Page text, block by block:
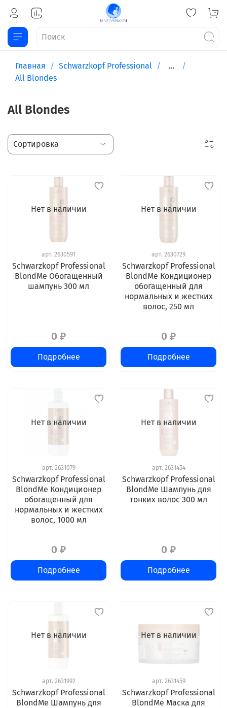
Главная Schwarzkopf Professional
...
All Blondes
All Blondes
Нет в наличии
арт. 2630591
Schwarzkopf Professional
BlondMe Обогащенный
шампунь 300 мл
0 ₽
Подробнее
Нет в наличии
арт. 2630729
Schwarzkopf Professional
BlondMe Кондиционер
обогащенный для
нормальных и жестких
волос, 250 мл
0 ₽
Подробнее
Нет в наличии
арт. 2631079
Schwarzkopf Professional
BlondMe Кондиционер
обогащенный для
нормальных и жестких
волос, 1000 мл
0 ₽
Подробнее
Нет в наличии
арт. 2631454
Schwarzkopf Professional
BlondMe Шампунь для
тонких волос 300 мл
0 ₽
Подробнее
Нет в наличии
арт. 2631992
Schwarzkopf Professional
BlondMe Шампунь для
Нет в наличии
арт. 2631459
Schwarzkopf Professional
BlondMe Маска для